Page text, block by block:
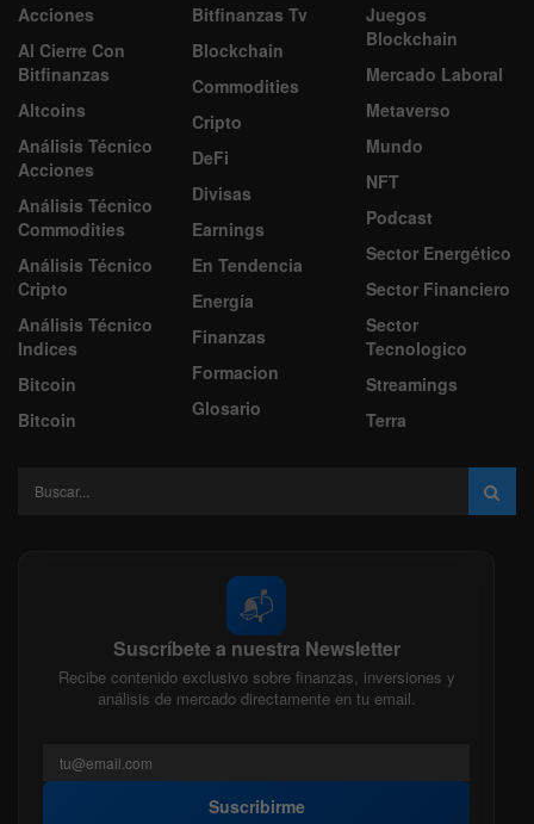
Acciones
Al Cierre Con
Bitfinanzas
Altcoins
Análisis Técnico
Acciones
Análisis Técnico
Commodities
Análisis Técnico
Cripto
Análisis Técnico
Indices
Bitcoin
Bitcoin
Bitfinanzas Tv
Blockchain
Commodities
Cripto
DeFi
Divisas
Earnings
En Tendencia
Energía
Finanzas
Formacion
Glosario
Juegos
Blockchain
Mercado Laboral
Metaverso
Mundo
NFT
Podcast
Sector Energético
Sector Financiero
Sector
Tecnologico
Streamings
Terra
📬
Suscríbete a nuestra Newsletter
Recibe contenido exclusivo sobre finanzas, inversiones y
análisis de mercado directamente en tu email.
Suscribirme